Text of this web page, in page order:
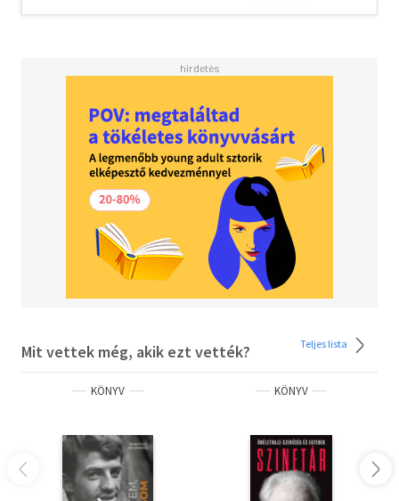
és a Yale Egyetem dráma tagozatának színpadán nőtte ki
nőmozgalmának virágkorában vált felnőtté, és akkor is
nyíltan vállalta feminista elkötelezettségét, amikor ez
még nem volt divat. A korai sikereket követően,
negyvenéves korára - amikor sok főszerepet játszó
színésznő ragyogása elhalványul - Streep még inkább
előretört, egyre érettebb és jobb lett. Olyan szerepeket
vállalt, amelyek valóban érdekelték, miközben számtalan
rangos díjat és elismerést zsebelt be.
Mit vettek még, akik ezt vették? Teljes lista
KÖNYV KÖNYV